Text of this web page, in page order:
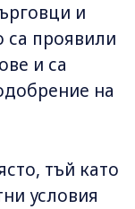
и
са проявили
и са
на
тъй като
условия